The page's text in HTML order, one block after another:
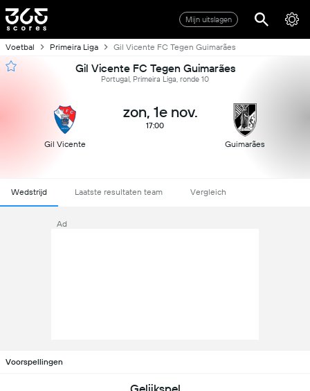
Mijn uitslagen
Voetbal Primeira Liga Gil Vicente FC Tegen Guimarães
Gil Vicente FC Tegen Guimarães
Portugal, Primeira Liga, ronde 10
Gil Vicente
zon, 1e nov.
17:00
Guimarães
Wedstrijd Laatste resultaten team Vergleich
Ad
Voorspellingen